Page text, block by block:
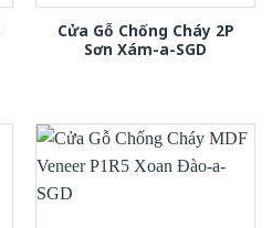
Cửa Gỗ Chống Cháy 2P
Sơn Xám-a-SGD